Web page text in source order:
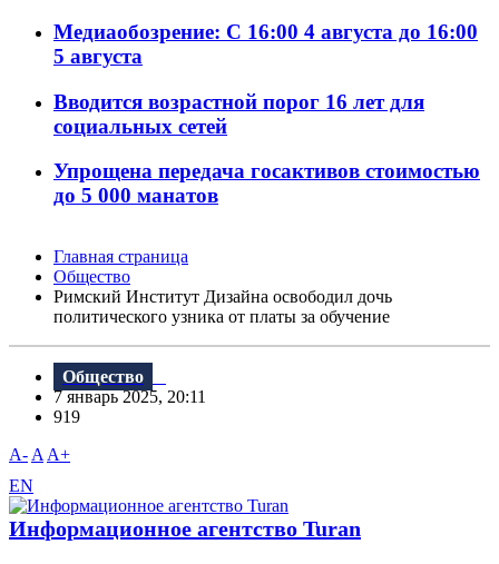
Медиаобозрение: С 16:00 4 августа до 16:00
5 августа
Вводится возрастной порог 16 лет для
социальных сетей
Упрощена передача госактивов стоимостью
до 5 000 манатов
Главная страница
Общество
Римский Институт Дизайна освободил дочь
политического узника от платы за обучение
Общество
7 январь 2025, 20:11
919
A- A A+
EN
Информационное агентство Turan